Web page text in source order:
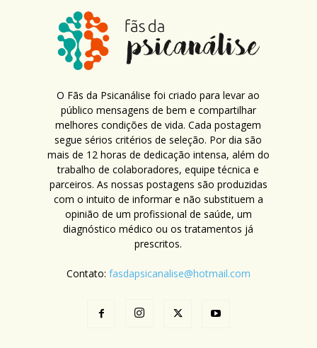
O Fãs da Psicanálise foi criado para levar ao
público mensagens de bem e compartilhar
melhores condições de vida. Cada postagem
segue sérios critérios de seleção. Por dia são
mais de 12 horas de dedicação intensa, além do
trabalho de colaboradores, equipe técnica e
parceiros. As nossas postagens são produzidas
com o intuito de informar e não substituem a
opinião de um profissional de saúde, um
diagnóstico médico ou os tratamentos já
prescritos.
Contato: fasdapsicanalise@hotmail.com